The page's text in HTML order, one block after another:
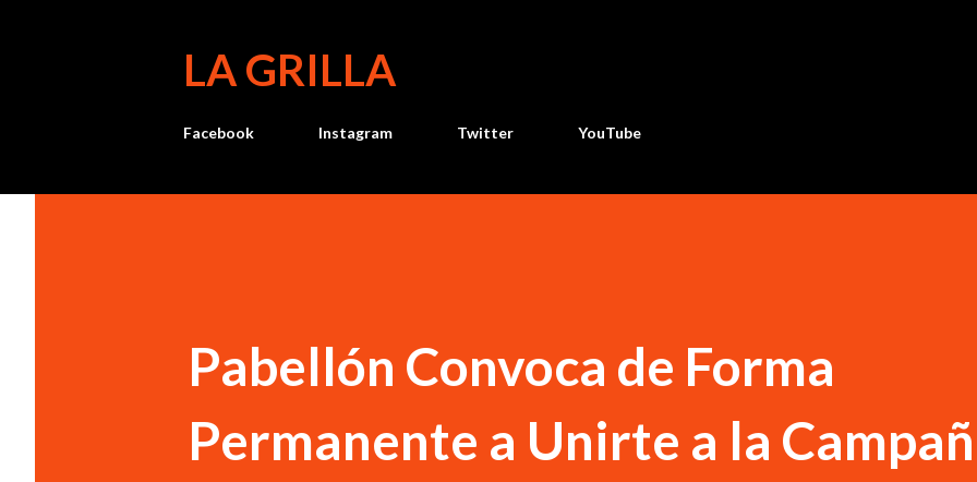
LA GRILLA
Facebook Instagram Twitter YouTube
Pabellón Convoca de Forma
Permanente a Unirte a la